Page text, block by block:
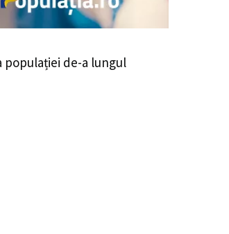
populației de-a lungul